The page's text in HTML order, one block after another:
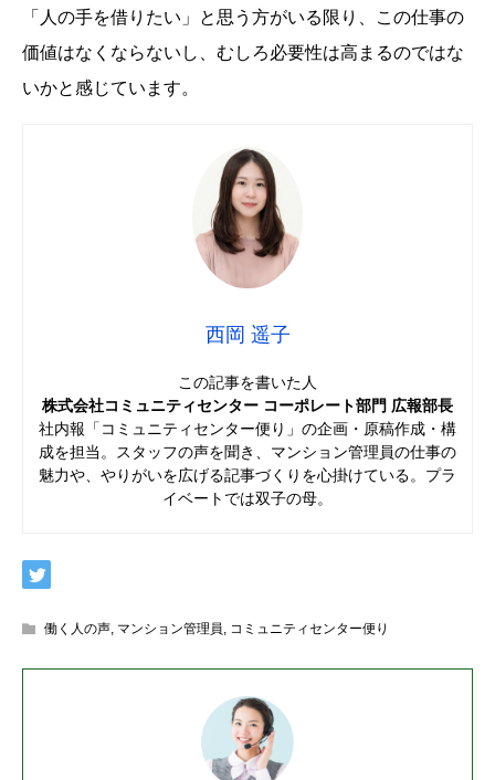
「人の手を借りたい」と思う方がいる限り、この仕事の
価値はなくならないし、むしろ必要性は高まるのではな
いかと感じています。
西岡 遥子
この記事を書いた人
株式会社コミュニティセンター コーポレート部門 広報部長
社内報「コミュニティセンター便り」の企画・原稿作成・構
成を担当。スタッフの声を聞き、マンション管理員の仕事の
魅力や、やりがいを広げる記事づくりを心掛けている。プラ
イベートでは双子の母。
働く人の声, マンション管理員, コミュニティセンター便り